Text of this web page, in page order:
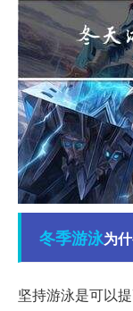
冬季游泳为
坚持游泳是可以